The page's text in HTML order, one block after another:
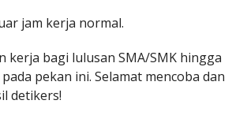
jam kerja normal.
kerja bagi lulusan SMA/SMK hingga
pekan ini. Selamat mencoba dan
detikers!